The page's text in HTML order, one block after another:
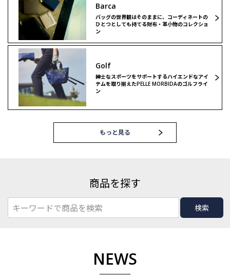
Barca
バッグの世界観はそのままに、コーディネートの
ひとつとしても持てる財布・革小物のコレクショ
ン
Golf
紳士なスポーツをサポートするハイエンドなアイ
テムを取り揃えたPELLE MORBIDAのゴルフライ
ン
もっと見る
商品を探す
検索
NEWS